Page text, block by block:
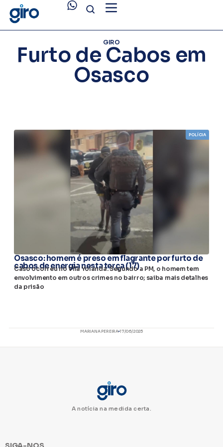
GIRO
Furto de Cabos em
Osasco
POLÍCIA
Osasco: homem é preso em flagrante por furto de
cabos de energia nesta terça (17)
Caso ocorreu no Vila Yolanda. Segundo a PM, o homem tem
envolvimento em outros crimes no bairro; saiba mais detalhes
da prisão
MARIANA PEREIRA 17/06/2025
A notícia na medida certa.